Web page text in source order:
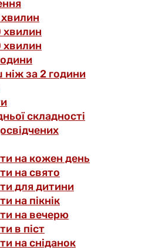
хвилин
хвилин
ніж за 2 години
складності
на кожен день
на свято
для дитини
на пікнік
на вечерю
в піст
на сніданок